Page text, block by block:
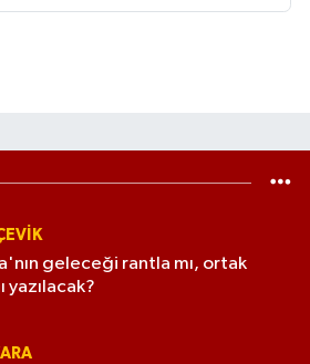
geleceği rantla mı, ortak
yazılacak?